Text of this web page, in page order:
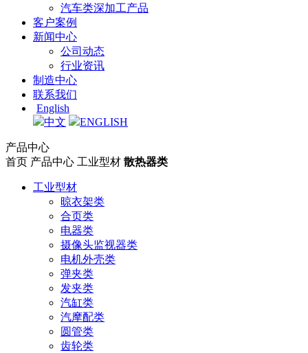
汽车类深加工产品
客户案例
新闻中心
公司动态
行业资讯
制造中心
联系我们
English
中文
ENGLISH
产品中心
首页 产品中心 工业型材 散热器类
工业型材
晾衣架类
合页类
电器类
摄像头监视器类
电机外壳类
弹夹类
发夹类
汽缸类
汽摩配类
圆管类
齿轮类